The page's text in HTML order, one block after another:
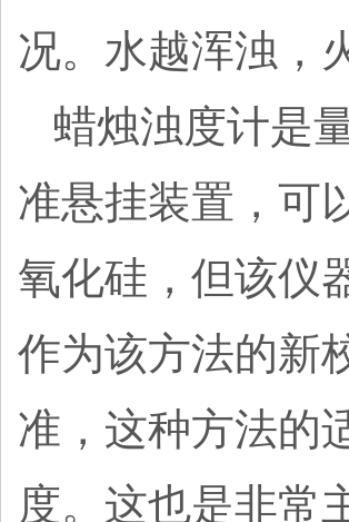
况。水越浑浊，
蜡烛浊度计是
准悬挂装置，可
氧化硅，但该仪
作为该方法的新
准，这种方法的
度。这也是非常